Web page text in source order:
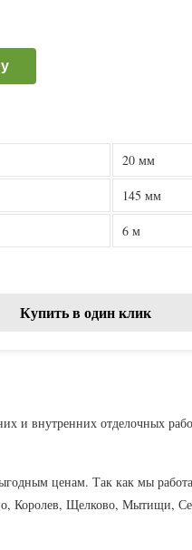
20 мм
145 мм
6 м
Купить в один клик
и внутренних отделочных
ценам. Так как мы
Королев, Щелково, Мытищи,